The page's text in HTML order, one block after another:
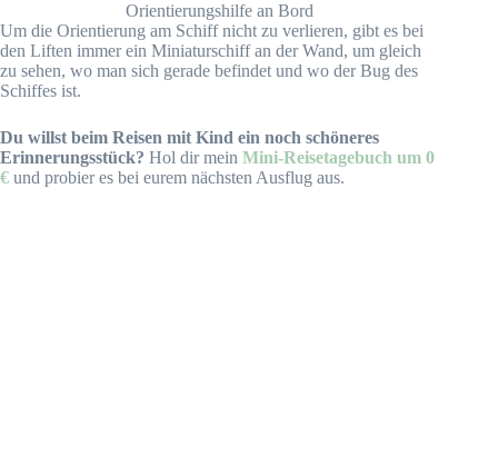
Orientierungshilfe an Bord
Um die Orientierung am Schiff nicht zu verlieren, gibt es bei
den Liften immer ein Miniaturschiff an der Wand, um gleich
zu sehen, wo man sich gerade befindet und wo der Bug des
Schiffes ist.
Du willst beim Reisen mit Kind ein noch schöneres
Erinnerungsstück? Hol dir mein Mini-Reisetagebuch um 0
€ und probier es bei eurem nächsten Ausflug aus.